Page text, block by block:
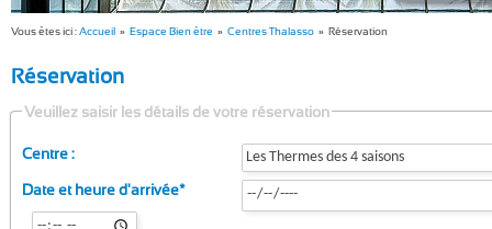
Vous êtes ici :Accueil » Espace Bien être » Centres Thalasso » Réservation
Réservation
Veuillez saisir les détails de votre réservation
Centre :
Date et heure d'arrivée*